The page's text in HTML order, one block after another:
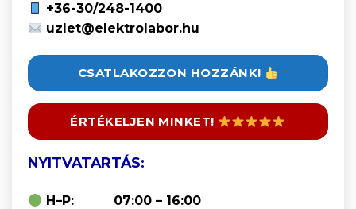
+36-30/248-1400
uzlet@elektrolabor.hu
CSATLAKOZZON HOZZÁNK!
ÉRTÉKELJEN MINKET!
NYITVATARTÁS:
H–P: 07:00 – 16:00